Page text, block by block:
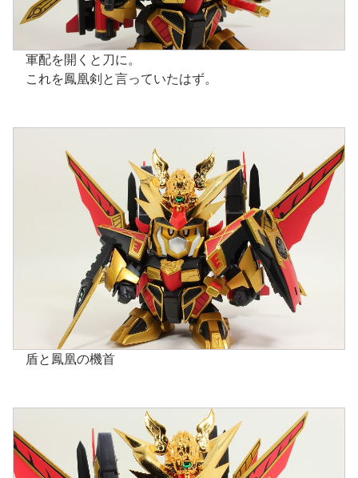
軍配を開くと刀に。
これを鳳凰剣と言っていたはず。
盾と鳳凰の機首